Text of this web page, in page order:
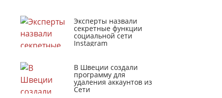
Эксперты назвали
секретные функции
социальной сети
Instagram
В Швеции создали
программу для
удаления аккаунтов из
Сети